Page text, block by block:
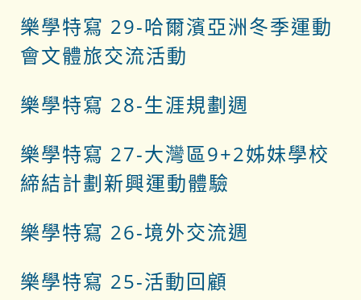
樂學特寫 29-哈爾濱亞洲冬季運動
會文體旅交流活動
樂學特寫 28-生涯規劃週
樂學特寫 27-大灣區9+2姊妹學校
締結計劃新興運動體驗
樂學特寫 26-境外交流週
樂學特寫 25-活動回顧